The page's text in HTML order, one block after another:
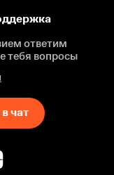
ответим
тебя вопросы
чат